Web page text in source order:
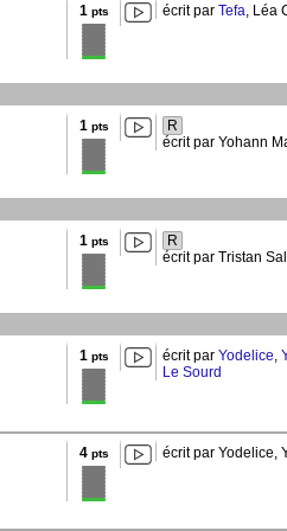
1 pts écrit par Tefa, Léa
1 pts
R
écrit par Yohann
1 pts
R
écrit par Tristan
1 pts écrit par Yodelice,
Le Sourd
4pts écrit par Yodelice,